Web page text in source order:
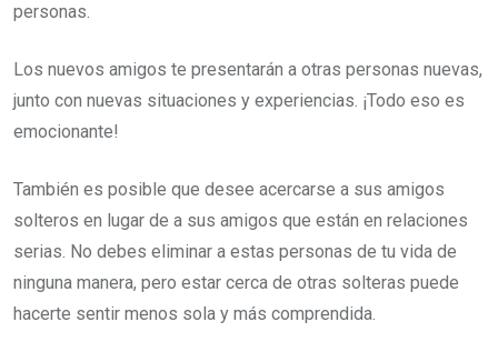
personas.
Los nuevos amigos te presentarán a otras personas nuevas,
junto con nuevas situaciones y experiencias. ¡Todo eso es
emocionante!
También es posible que desee acercarse a sus amigos
solteros en lugar de a sus amigos que están en relaciones
serias. No debes eliminar a estas personas de tu vida de
ninguna manera, pero estar cerca de otras solteras puede
hacerte sentir menos sola y más comprendida.